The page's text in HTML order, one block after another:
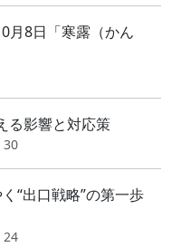
8日「寒露（かん
る影響と対応策
30
“出口戦略”の第一歩
24